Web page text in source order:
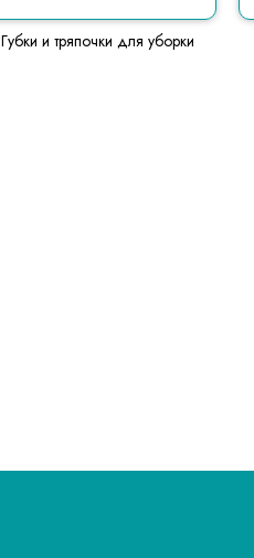
Губки и тряпочки для уборки